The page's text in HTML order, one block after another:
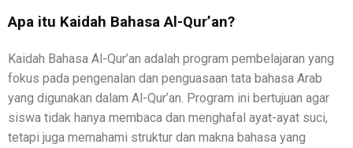
Apa itu Kaidah Bahasa Al-Qur’an?
Kaidah Bahasa Al-Qur’an adalah program pembelajaran yang
fokus pada pengenalan dan penguasaan tata bahasa Arab
yang digunakan dalam Al-Qur’an. Program ini bertujuan agar
siswa tidak hanya membaca dan menghafal ayat-ayat suci,
tetapi juga memahami struktur dan makna bahasa yang